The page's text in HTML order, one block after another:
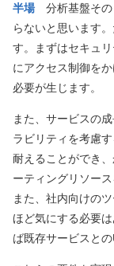
半場分析基盤その
らないと思います
す。まずはセキュ
にアクセス制御を
必要が生じます。
また、サービスの
ラビリティを考慮
耐えることができ
ーティングリソー
また、社内向けの
ほど気にする必要
ば既存サービスと